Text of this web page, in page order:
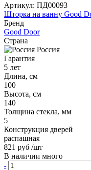
Артикул: ПД00093
Шторка на ванну Good
Бренд
Good Door
Страна
Россия
Гарантия
5 лет
Длина, см
100
Высота, см
140
Толщина стекла, мм
5
Конструкция дверей
распашная
821 руб /шт
В наличии много
-